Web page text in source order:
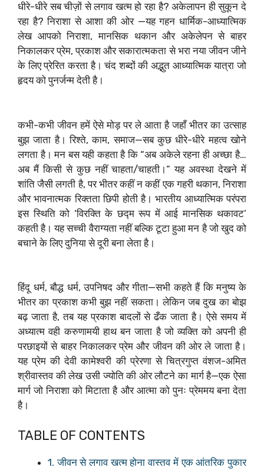
धीरे-धीरे सब चीज़ों से लगाव खत्म हो रहा है? अकेलापन ही सुकून दे
रहा है? निराशा से आशा की ओर —यह गहन धार्मिक-आध्यात्मिक
लेख आपको निराशा, मानसिक थकान और अकेलेपन से बाहर
निकालकर प्रेम, प्रकाश और सकारात्मकता से भरा नया जीवन जीने
के लिए प्रेरित करता है। चंद शब्दों की अद्भुत आध्यात्मिक यात्रा जो
हृदय को पुनर्जन्म देती है।
कभी-कभी जीवन हमें ऐसे मोड़ पर ले आता है जहाँ भीतर का उत्साह
बुझ जाता है। रिश्ते, काम, समाज—सब कुछ धीरे-धीरे महत्व खोने
लगता है। मन बस यही कहता है कि “अब अकेले रहना ही अच्छा है…
अब मैं किसी से कुछ नहीं चाहता/चाहती।” यह अवस्था देखने में
शांति जैसी लगती है, पर भीतर कहीं न कहीं एक गहरी थकान, निराशा
और भावनात्मक रिक्तता छिपी होती है। भारतीय आध्यात्मिक परंपरा
इस स्थिति को ‘विरक्ति के छद्म रूप में आई मानसिक थकावट’
कहती है। यह सच्ची वैराग्यता नहीं बल्कि टूटा हुआ मन है जो खुद को
बचाने के लिए दुनिया से दूरी बना लेता है।
हिंदू धर्म, बौद्ध धर्म, उपनिषद और गीता—सभी कहते हैं कि मनुष्य के
भीतर का प्रकाश कभी बुझ नहीं सकता। लेकिन जब दुख का बोझ
बढ़ जाता है, तब यह प्रकाश बादलों से ढँक जाता है। ऐसे समय में
अध्यात्म वही करुणामयी हाथ बन जाता है जो व्यक्ति को अपनी ही
परछाइयों से बाहर निकालकर प्रेम और जीवन की ओर ले जाता है।
यह प्रेम की देवी कामेश्वरी की प्रेरणा से चित्रगुप्त वंशज-अमित
श्रीवास्तव की लेख उसी ज्योति की ओर लौटने का मार्ग है—एक ऐसा
मार्ग जो निराशा को मिटाता है और आत्मा को पुनः प्रेममय बना देता
है।
TABLE OF CONTENTS
1. जीवन से लगाव खत्म होना वास्तव में एक आंतरिक पुकार